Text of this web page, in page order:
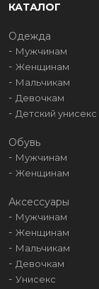
КАТАЛОГ
Одежда
Мужчинам
Женщинам
Мальчикам
Девочкам
Детский унисекс
Обувь
Мужчинам
Женщинам
Аксессуары
Мужчинам
Женщинам
Мальчикам
Девочкам
Унисекс